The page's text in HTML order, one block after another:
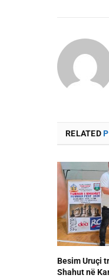
RELATED
Besim Uruçi
Shahut në